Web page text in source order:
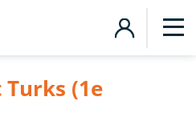
Turks (1e